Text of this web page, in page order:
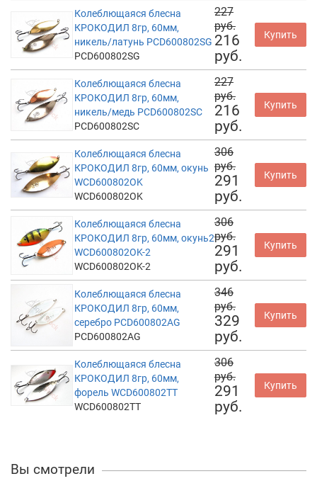
Колеблющаяся блесна
КРОКОДИЛ 8гр, 60мм,
никель/латунь PCD600802SG
PCD600802SG
227
руб.
216
руб.
Купить
Колеблющаяся блесна
КРОКОДИЛ 8гр, 60мм,
никель/медь PCD600802SC
PCD600802SC
227
руб.
216
руб.
Купить
Колеблющаяся блесна
КРОКОДИЛ 8гр, 60мм, окунь
WCD600802OK
WCD600802OK
306
руб.
291
руб.
Купить
Колеблющаяся блесна
КРОКОДИЛ 8гр, 60мм, окунь2
WCD600802OK-2
WCD600802OK-2
306
руб.
291
руб.
Купить
Колеблющаяся блесна
КРОКОДИЛ 8гр, 60мм,
серебро PCD600802AG
PCD600802AG
346
руб.
329
руб.
Купить
Колеблющаяся блесна
КРОКОДИЛ 8гр, 60мм,
форель WCD600802TT
WCD600802TT
306
руб.
291
руб.
Купить
Вы смотрели